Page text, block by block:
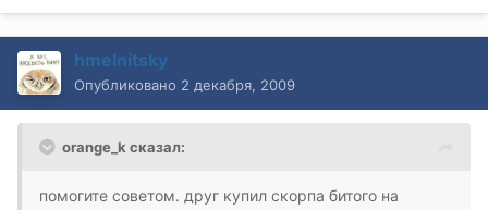
hmelnitsky
Опубликовано 2 декабря, 2009
orange_k сказал:
помогите советом. друг купил скорпа битого на